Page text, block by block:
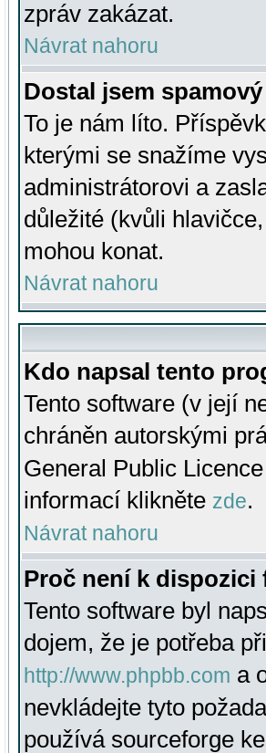
zpráv zakázat.
Návrat nahoru
Dostal jsem
To je nám líto.
kterými se snažíme
administrátorovi a
důležité (kvůli
mohou konat.
Návrat nahoru
Kdo napsal tento
Tento software (v její
chráněn autorskými
General Public
informací klikněte zde.
Návrat nahoru
Proč není k dispozici
Tento software byl
dojem, že je potřeba
http://www.phpbb.com a
nevkládejte tyto
používá sourceforge